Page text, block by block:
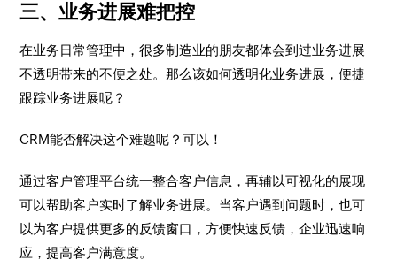
三、业务进展难把控
在业务日常管理中，很多制造业的朋友都体会到过业务进展
不透明带来的不便之处。那么该如何透明化业务进展，便捷
跟踪业务进展呢？
CRM能否解决这个难题呢？可以！
通过客户管理平台统一整合客户信息，再辅以可视化的展现
可以帮助客户实时了解业务进展。当客户遇到问题时，也可
以为客户提供更多的反馈窗口，方便快速反馈，企业迅速响
应，提高客户满意度。